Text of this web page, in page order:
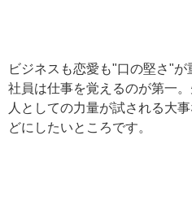
ビジネスも恋愛も"口の堅さ"
社員は仕事を覚えるのが第一
人としての力量が試される大
どにしたいところです。